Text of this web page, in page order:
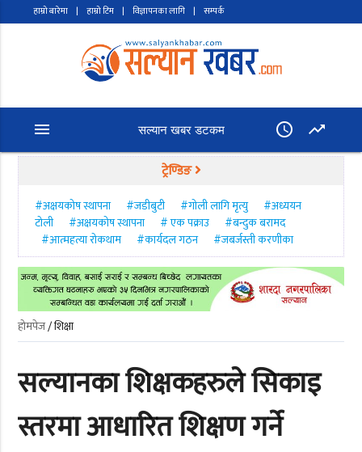
हाम्रो बारेमा | हाम्रो टिम | विज्ञापनका लागि | सम्पर्क
सल्यान खबर डटकम
menu access_time trending_up
ट्रेण्डिङ
#अक्षयकोष स्थापना #जडीबुटी #गाेली लागि मृत्यु
#अध्ययन
टोली
#अक्षयकोष स्थापना # एक पक्राउ
#बन्दुक बरामद
#आत्महत्या रोकथाम
#कार्यदल गठन #जबर्जस्ती करणीका
होमपेज/ शिक्षा
सल्यानका शिक्षकहरुले सिकाइ
स्तरमा आधारित शिक्षण गर्ने